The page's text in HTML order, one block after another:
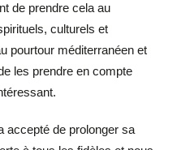
de prendre cela au
culturels et
pourtour méditerranéen et
les prendre en compte
accepté de prolonger sa